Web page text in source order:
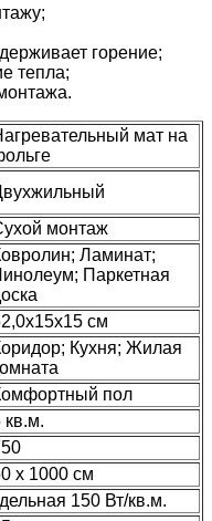
горение;
тепла;
мат на
монтаж
Ламинат;
Паркетная
см
Кухня; Жилая
пол
кв.м.
х 1000 см
150 Вт/кв.м.